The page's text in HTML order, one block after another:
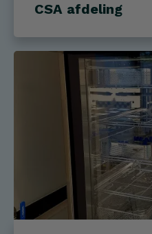
CSA afdeling